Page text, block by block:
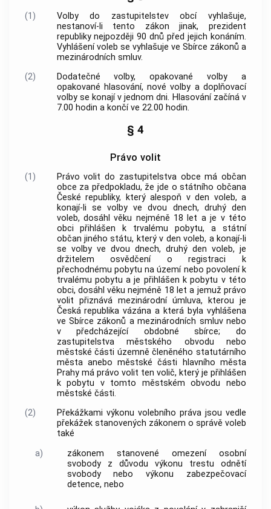
(1) Volby do zastupitelstevobcívyhlašuje,
nestanoví-li tento zákon jinak, prezident
republiky nejpozději 90 dnů před jejich konáním.
Vyhlášení voleb se vyhlašuje ve Sbírce zákonů a
mezinárodních smluv.
(2)
Dodatečné volby, opakované volby a
opakované hlasování, nové volby a doplňovací
volby se konají v jednom dni. Hlasování začíná v
7.00 hodin a končí ve 22.00 hodin.
§ 4
Právo volit
(1) Právo volit do zastupitelstva obce má občan
obce za předpokladu, že jde o státního občana
České republiky, který alespoň v den voleb, a
konají-li se volby ve dvou dnech, druhý den
voleb, dosáhl věku nejméně 18 let a je v této
obci přihlášen k trvalému pobytu, a státní
občan jiného státu, který v den voleb, a konají-li
se volby ve dvou dnech, druhý den voleb, je
držitelem osvědčení o registraci k
přechodnému pobytu na území nebo povolení k
trvalému pobytu a je přihlášen k pobytu v této
obci, dosáhl věku nejméně 18 let a jemuž právo
volit přiznává mezinárodní úmluva, kterou je
Česká republika vázána a která byla vyhlášena
ve Sbírce zákonů a mezinárodních smluv nebo
v předcházející obdobné sbírce; do
zastupitelstva městského obvodu nebo
městské části územně členěného statutárního
města anebo městské části hlavního města
Prahy má právo volit ten volič, který je přihlášen
k pobytu v tomto městském obvodu nebo
městské části.
(2)
Překážkami výkonu volebního práva jsou vedle
překážek stanovených zákonem o správě voleb
také
a)
zákonem stanovené omezení osobní
svobody z důvodu výkonu trestu odnětí
svobody nebo výkonu zabezpečovací
detence, nebo